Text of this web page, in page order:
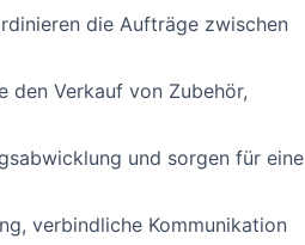
die Aufträge zwischen
den Verkauf von Zubehör,
und sorgen für eine
verbindliche Kommunikation